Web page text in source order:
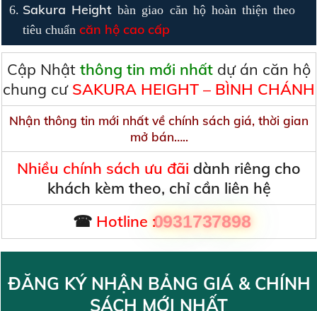
Sakura Height bàn giao căn hộ hoàn thiện theo
tiêu chuẩn căn hộ cao cấp
Cập Nhật thông tin mới nhất dự án căn hộ
chung cư SAKURA HEIGHT – BÌNH CHÁNH
Nhận thông tin mới nhất về chính sách giá, thời gian
mở bán…..
Nhiều chính sách ưu đãi dành riêng cho
khách kèm theo, chỉ cần liên hệ
☎ Hotline :0931737898
ĐĂNG KÝ NHẬN BẢNG GIÁ & CHÍNH
SÁCH MỚI NHẤT